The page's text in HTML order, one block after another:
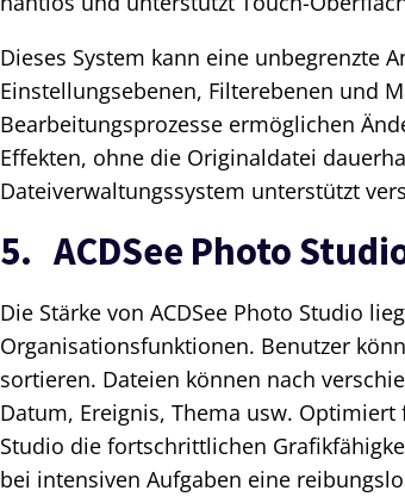
Dieses System kann eine unbegrenzte
Einstellungsebenen, Filterebenen und
Bearbeitungsprozesse ermöglichen
Effekten, ohne die Originaldatei
Dateiverwaltungssystem unterstützt
5. ACDSee Photo
Die Stärke von ACDSee Photo Studio
Organisationsfunktionen. Benutzer
sortieren. Dateien können nach
Datum, Ereignis, Thema usw. Optimiert
Studio die fortschrittlichen
bei intensiven Aufgaben eine